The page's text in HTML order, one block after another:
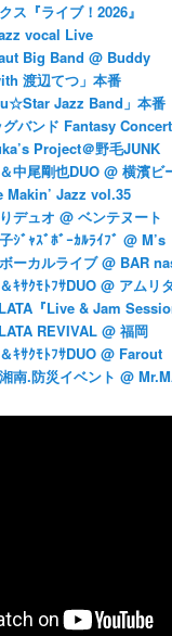
ス『ライブ！2026』
vocal Live
Big Band @ Buddy
渡辺てつ」本番
Jazz Band」本番
バンド Fantasy Concert
Project＠野毛JUNK
中尾剛也DUO @ 横濱ビ
Makin’ Jazz vol.35
デュオ @ ベンテヌート
ｼﾞｬｽﾞﾎﾞｰｶﾙﾗｲﾌﾞ @ M’s
ーカルライブ @ BAR
ｷｻｸﾓﾄﾌｻDUO @ アムリ
『Live & Jam
REVIVAL @ 福岡
ｷｻｸﾓﾄﾌｻDUO @ Farout
南.防災イベント @